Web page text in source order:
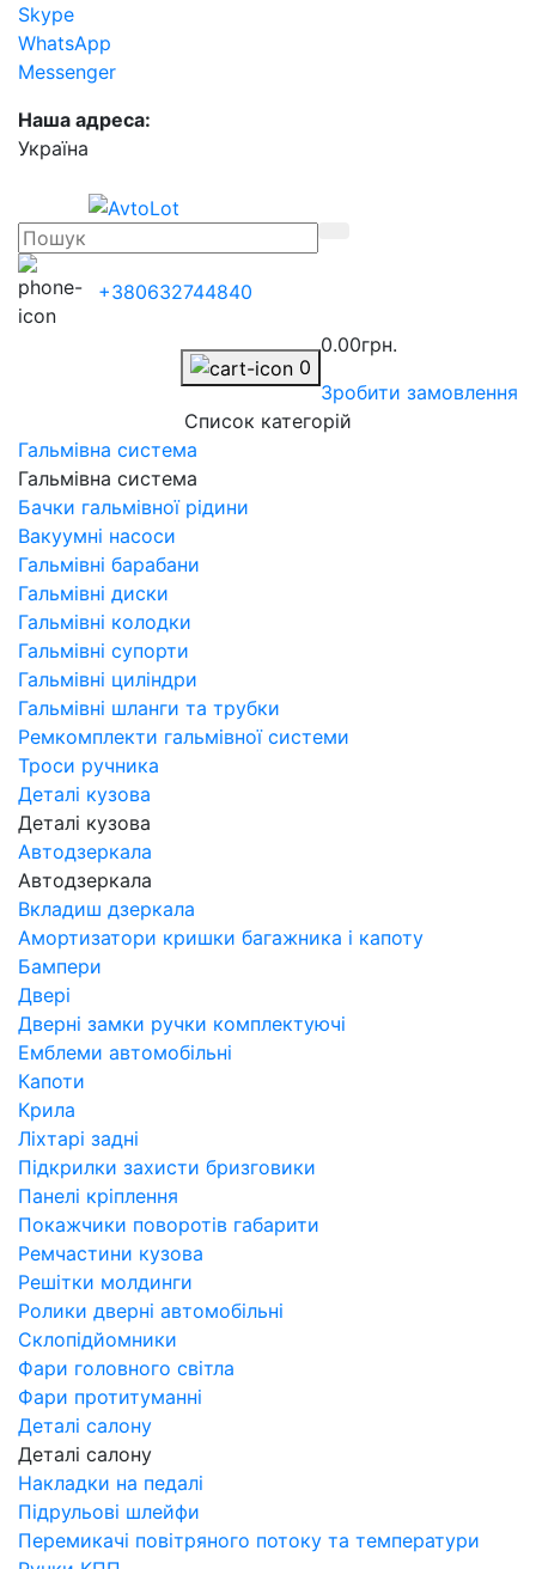
Skype
WhatsApp
Messenger
Наша адреса:
Українa
+380632744840
0
0.00грн.
Зробити замовлення
Список категорій
Гальмівна система
Гальмівна система
Бачки гальмівної рідини
Вакуумні насоси
Гальмівні барабани
Гальмівні диски
Гальмівні колодки
Гальмівні супорти
Гальмівні циліндри
Гальмівні шланги та трубки
Ремкомплекти гальмівної системи
Троси ручника
Деталі кузова
Деталі кузова
Автодзеркала
Автодзеркала
Вкладиш дзеркала
Амортизатори кришки багажника і капоту
Бампери
Двері
Дверні замки ручки комплектуючі
Емблеми автомобільні
Капоти
Крила
Ліхтарі задні
Підкрилки захисти бризговики
Панелі кріплення
Покажчики поворотів габарити
Ремчастини кузова
Решітки молдинги
Ролики дверні автомобільні
Склопідйомники
Фари головного світла
Фари протитуманні
Деталі салону
Деталі салону
Накладки на педалі
Підрульові шлейфи
Перемикачі повітряного потоку та температури